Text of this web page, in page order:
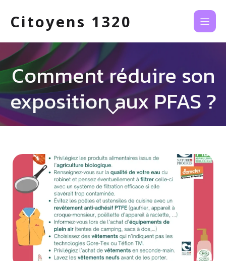
Citoyens 1320
Comment réduire son
exposition aux PFAS ?